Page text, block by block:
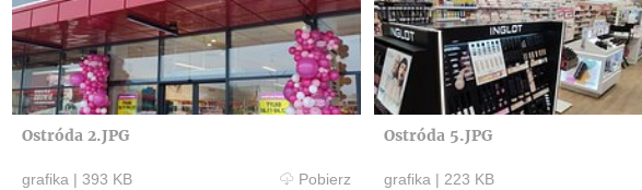
Ostróda 2.JPG
grafika | 393 KB Pobierz
Ostróda 5.JPG
grafika | 223 KB